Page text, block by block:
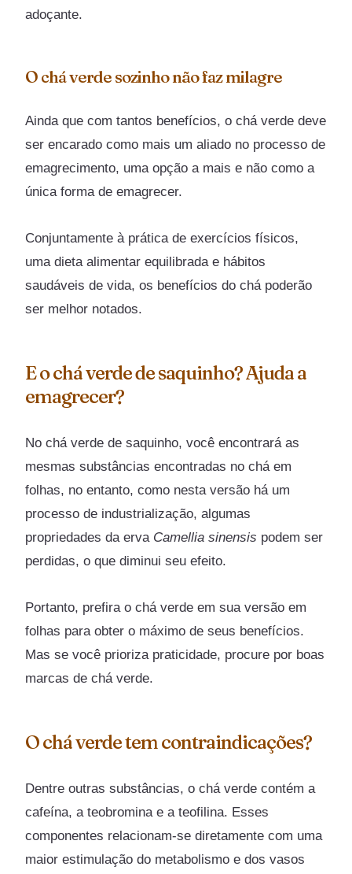
adoçante.
O chá verde sozinho não faz milagre
Ainda que com tantos benefícios, o chá verde deve
ser encarado como mais um aliado no processo de
emagrecimento, uma opção a mais e não como a
única forma de emagrecer.
Conjuntamente à prática de exercícios físicos,
uma dieta alimentar equilibrada e hábitos
saudáveis de vida, os benefícios do chá poderão
ser melhor notados.
E o chá verde de saquinho? Ajuda a
emagrecer?
No chá verde de saquinho, você encontrará as
mesmas substâncias encontradas no chá em
folhas, no entanto, como nesta versão há um
processo de industrialização, algumas
propriedades da erva Camellia sinensis podem ser
perdidas, o que diminui seu efeito.
Portanto, prefira o chá verde em sua versão em
folhas para obter o máximo de seus benefícios.
Mas se você prioriza praticidade, procure por boas
marcas de chá verde.
O chá verde tem contraindicações?
Dentre outras substâncias, o chá verde contém a
cafeína, a teobromina e a teofilina. Esses
componentes relacionam-se diretamente com uma
maior estimulação do metabolismo e dos vasos